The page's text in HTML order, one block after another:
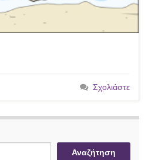
Σχολιάστε
Αναζήτηση